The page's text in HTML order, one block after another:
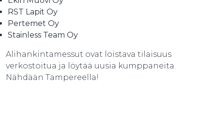
RST Lapit Oy
Pertemet Oy
Stainless Team Oy
Alihankintamessut ovat loistava tilaisuus
verkostoitua ja löytää uusia kumppaneita.
Nähdään Tampereella!